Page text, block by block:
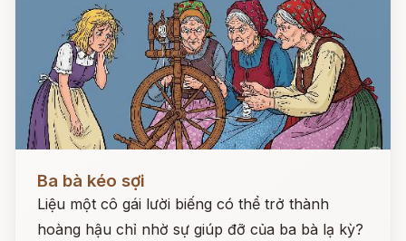
Ba bà kéo sợi
Liệu một cô gái lười biếng có thể trở thành
hoàng hậu chỉ nhờ sự giúp đỡ của ba bà lạ kỳ?